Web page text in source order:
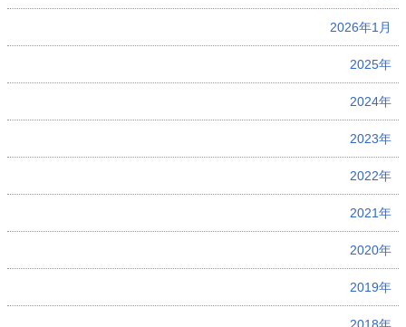
2026年1月
2025年
2024年
2023年
2022年
2021年
2020年
2019年